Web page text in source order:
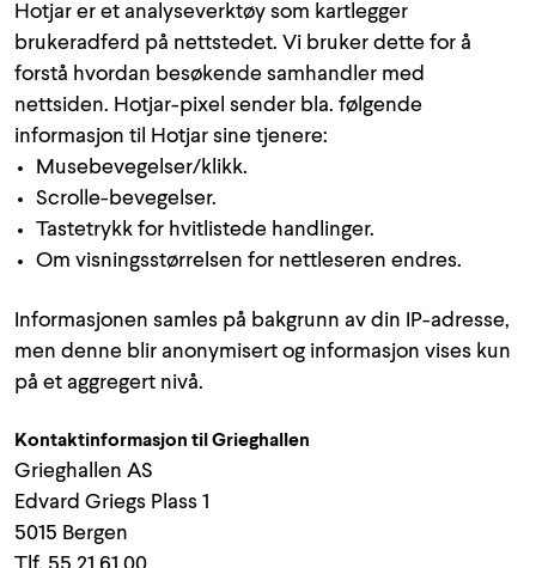
Hotjar er et analyseverktøy som kartlegger
brukeradferd på nettstedet. Vi bruker dette for å
forstå hvordan besøkende samhandler med
nettsiden. Hotjar-pixel sender bla. følgende
informasjon til Hotjar sine tjenere:
Musebevegelser/klikk.
Scrolle-bevegelser.
Tastetrykk for hvitlistede handlinger.
Om visningsstørrelsen for nettleseren endres.
Informasjonen samles på bakgrunn av din IP-adresse,
men denne blir anonymisert og informasjon vises kun
på et aggregert nivå.
Kontaktinformasjon til Grieghallen
Grieghallen AS
Edvard Griegs Plass 1
5015 Bergen